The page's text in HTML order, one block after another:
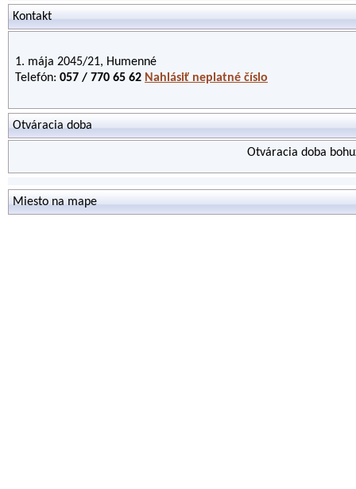
Kontakt
1. mája 2045/21, Humenné
Telefón: 057 / 770 65 62 Nahlásiť neplatné číslo
Otváracia doba
Otváracia doba
Miesto na mape